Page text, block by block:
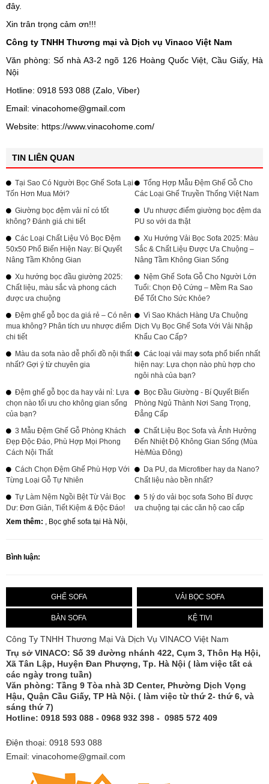
đây.
Xin trân trọng cảm ơn!!!
Công ty TNHH Thương mại và Dịch vụ Vinaco Việt Nam
Văn phòng: Số nhà A3-2 ngõ 126 Hoàng Quốc Việt, Cầu Giấy, Hà
Nội
Hotline: 0918 593 088 (Zalo, Viber)
Email: vinacohome@gmail.com
Website: https://www.vinacohome.com/
TIN LIÊN QUAN
Tại Sao Có Người Bọc Ghế Sofa Lại
Tốn Hơn Mua Mới?
Tổng Hợp Mẫu Đệm Ghế Gỗ Cho
Các Loại Ghế Truyền Thống Việt Nam
Giường bọc đệm vải nỉ có tốt
không? Đánh giá chi tiết
Ưu nhược điểm giường bọc đệm da
PU so với da thật
Các Loại Chất Liệu Vỏ Bọc Đệm
50x50 Phổ Biến Hiện Nay: Bí Quyết
Nâng Tầm Không Gian
Xu Hướng Vải Bọc Sofa 2025: Màu
Sắc & Chất Liệu Được Ưa Chuộng –
Nâng Tầm Không Gian Sống
Xu hướng bọc đầu giường 2025:
Chất liệu, màu sắc và phong cách
được ưa chuộng
Nệm Ghế Sofa Gỗ Cho Người Lớn
Tuổi: Chọn Độ Cứng – Mềm Ra Sao
Để Tốt Cho Sức Khỏe?
Đệm ghế gỗ bọc da giá rẻ – Có nên
mua không? Phân tích ưu nhược điểm
chi tiết
Vì Sao Khách Hàng Ưa Chuộng
Dịch Vụ Bọc Ghế Sofa Với Vải Nhập
Khẩu Cao Cấp?
Màu da sofa nào dễ phối đồ nội thất
nhất? Gợi ý từ chuyên gia
Các loại vải may sofa phổ biến nhất
hiện nay: Lựa chọn nào phù hợp cho
ngôi nhà của bạn?
Đệm ghế gỗ bọc da hay vải nỉ: Lựa
chọn nào tối ưu cho không gian sống
của bạn?
Bọc Đầu Giường - Bí Quyết Biến
Phòng Ngủ Thành Nơi Sang Trọng,
Đẳng Cấp
3 Mẫu Đệm Ghế Gỗ Phòng Khách
Đẹp Độc Đáo, Phù Hợp Mọi Phong
Cách Nội Thất
Chất Liệu Bọc Sofa và Ảnh Hưởng
Đến Nhiệt Độ Không Gian Sống (Mùa
Hè/Mùa Đông)
Cách Chọn Đệm Ghế Phù Hợp Với
Từng Loại Gỗ Tự Nhiên
Da PU, da Microfiber hay da Nano?
Chất liệu nào bền nhất?
Tự Làm Nệm Ngồi Bệt Từ Vải Bọc
Dư: Đơn Giản, Tiết Kiệm & Độc Đáo!
5 lý do vải bọc sofa Soho Bỉ được
ưa chuộng tại các căn hộ cao cấp
Xem thêm: , Bọc ghế sofa tại Hà Nội,
Bình luận:
GHẾ SOFA VẢI BỌC SOFA
BÀN SOFA KỆ TIVI
Công Ty TNHH Thương Mại Và Dịch Vụ VINACO Việt Nam
Trụ sở VINACO: Số 39 đường nhánh 422, Cụm 3, Thôn Hạ Hội,
Xã Tân Lập, Huyện Đan Phượng, Tp. Hà Nội ( làm việc tất cả
các ngày trong tuần)
Văn phòng: Tầng 9 Tòa nhà 3D Center, Phường Dịch Vọng
Hậu, Quận Cầu Giấy, TP Hà Nội. ( làm việc từ thứ 2- thứ 6, và
sáng thứ 7)
Hotline: 0918 593 088 - 0968 932 398 - 0985 572 409
Điện thoại: 0918 593 088
Email: vinacohome@gmail.com